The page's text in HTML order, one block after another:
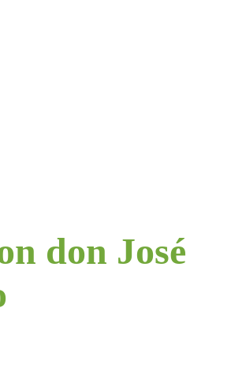
don José